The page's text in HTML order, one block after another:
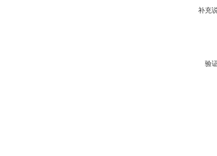
补充
验